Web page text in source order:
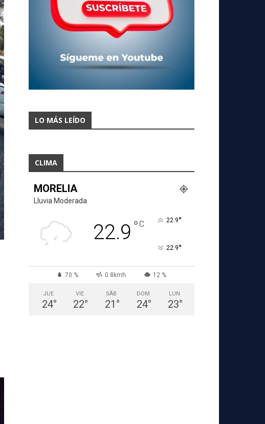
LO MÁS LEÍDO
CLIMA
MORELIA
Lluvia Moderada
22.9 °C 22.9°
22.9°
70 % 0.8kmh 12 %
JUE
24°
VIE
22°
SÁB
21 °
DOM
24°
LUN
23°